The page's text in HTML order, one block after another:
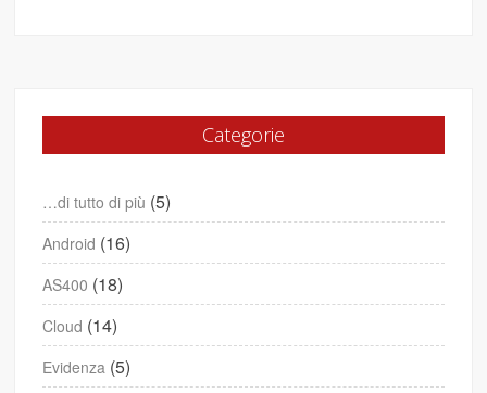
Categorie
…di tutto di più (5)
Android (16)
AS400 (18)
Cloud (14)
Evidenza (5)